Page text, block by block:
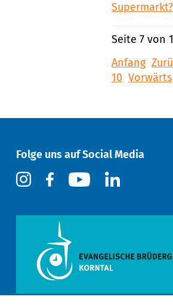
Supermarkt?
Seite 7 von
Anfang
10 Vorwärts
Folge uns auf Social Media